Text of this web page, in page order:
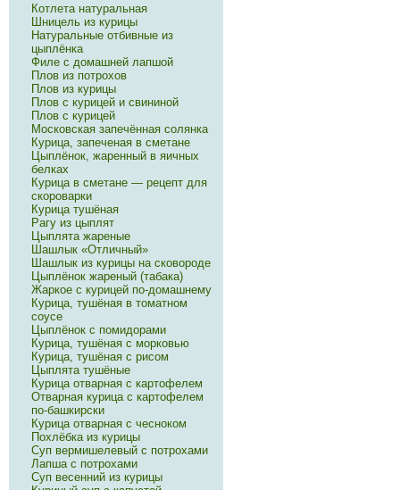
Котлета натуральная
Шницель из курицы
Натуральные отбивные из
цыплёнка
Филе с домашней лапшой
Плов из потрохов
Плов из курицы
Плов с курицей и свининой
Плов с курицей
Московская запечённая солянка
Курица, запеченая в сметане
Цыплёнок, жаренный в яичных
белках
Курица в сметане — рецепт для
скороварки
Курица тушёная
Рагу из цыплят
Цыплята жареные
Шашлык «Отличный»
Шашлык из курицы на сковороде
Цыплёнок жареный (табака)
Жаркое с курицей по-домашнему
Курица, тушёная в томатном
соусе
Цыплёнок с помидорами
Курица, тушёная с морковью
Курица, тушёная с рисом
Цыплята тушёные
Курица отварная с картофелем
Отварная курица с картофелем
по-башкирски
Курица отварная с чесноком
Похлёбка из курицы
Суп вермишелевый с потрохами
Лапша с потрохами
Суп весенний из курицы